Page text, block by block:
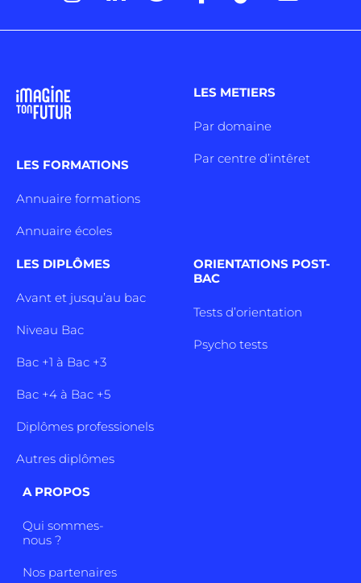
LES FORMATIONS
Annuaire formations
Annuaire écoles
LES METIERS
Par domaine
Par centre d’intêret
LES DIPLÔMES
Avant et jusqu’au bac
Niveau Bac
Bac +1 à Bac +3
Bac +4 à Bac +5
Diplômes professionels
Autres diplômes
ORIENTATIONS POST-
BAC
Tests d’orientation
Psycho tests
A PROPOS
Qui sommes-
nous ?
Nos partenaires